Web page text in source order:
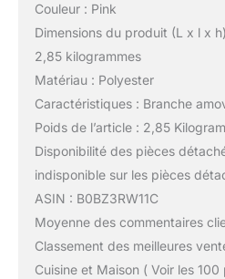
Couleur : Pink
Dimensions du produit (L x l x
2,85 kilogrammes
Matériau : Polyester
Caractéristiques : Branche
Poids de l’article : 2,85
Disponibilité des pièces
indisponible sur les pièces
ASIN : B0BZ3RW11C
Moyenne des commentaires
Classement des meilleures
Cuisine et Maison ( Voir les